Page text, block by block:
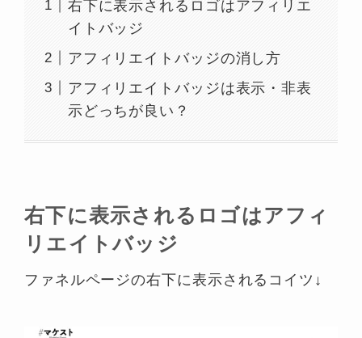
右下に表示されるロゴはアフィリエ
イトバッジ
アフィリエイトバッジの消し方
アフィリエイトバッジは表示・非表
示どっちが良い？
右下に表示されるロゴはアフィ
リエイトバッジ
ファネルページの右下に表示されるコイツ↓